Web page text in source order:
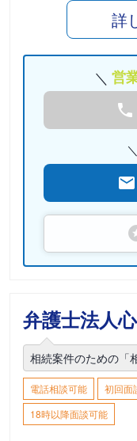
詳
営
弁護士法人
相続案件のための「
電話相談可能 初回面
18時以降面談可能